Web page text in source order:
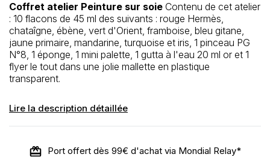
Coffret atelier Peinture sur soie Contenu de cet atelier
: 10 flacons de 45 ml des suivants : rouge Hermès,
chataîgne, ébène, vert d'Orient, framboise, bleu gitane,
jaune primaire, mandarine, turquoise et iris, 1 pinceau PG
N°8, 1 éponge, 1 mini palette, 1 gutta à l'eau 20 ml or et 1
flyer le tout dans une jolie mallette en plastique
transparent.
Lire la description détaillée
Port offert dès 99€ d'achat via Mondial Relay*